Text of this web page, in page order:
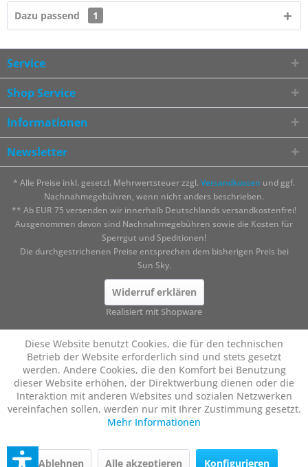
Dazu passend 1
Service
Shop Service
Informationen
Newsletter
* Alle Preise inkl. gesetzl. Mehrwertsteuer zzgl. Versandkosten und ggf.
Nachnahmegebühren, wenn nicht anders beschrieben.
** Ab EUR 75 versenden wir innerhalb Deutschlands versandkostenfrei!
Ausgenommen davon sind Nachnahmegebühren sowie die Kosten für
Sperrgut und Speditionen!
Die durchgestrichenen Preise entsprechen dem bisherigen Preis bei
Sun Sky.
Widerruf erklären
Realisiert mit Shopware
Diese Website benutzt Cookies, die für den technischen
Betrieb der Website erforderlich sind und stets gesetzt
werden. Andere Cookies, die den Komfort bei Benutzung
dieser Website erhöhen, der Direktwerbung dienen oder die
Interaktion mit anderen Websites und sozialen Netzwerken
vereinfachen sollen, werden nur mit Ihrer Zustimmung gesetzt.
Mehr Informationen
Ablehnen Alle akzeptieren Konfigurieren